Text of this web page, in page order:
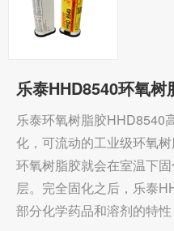
乐泰HHD8540环氧树
乐泰环氧树脂胶HHD8540
化，可流动的工业级环氧
环氧树脂胶就会在室温下
层。完全固化之后，乐泰
部分化学药品和溶剂的特性